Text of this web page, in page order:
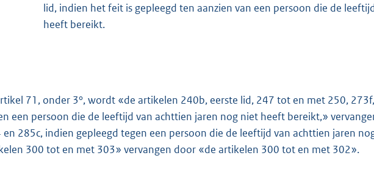
lid, indien het feit is gepleegd ten aanzien van een persoon die de
heeft bereikt.
71, onder 3°, wordt «de artikelen 240b, eerste lid, 247 tot en met 250,
een persoon die de leeftijd van achttien jaren nog niet heeft bereikt,»
en 285c, indien gepleegd tegen een persoon die de leeftijd van achttien jaren
300 tot en met 303» vervangen door «de artikelen 300 tot en met 302».